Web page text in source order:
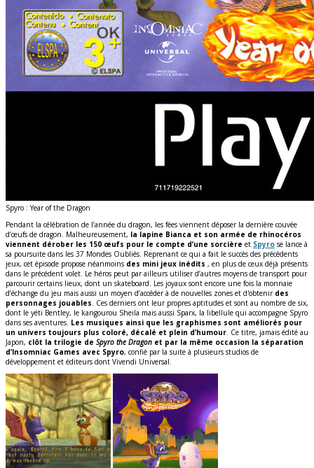
Spyro : Year of the Dragon
Pendant la célébration de l’année du dragon, les fées viennent déposer la dernière couvée
d’œufs de dragon. Malheureusement, la lapine Bianca et son armée de rhinocéros
viennent dérober les 150 œufs pour le compte d’une sorcière et Spyro se lance à
sa poursuite dans les 37 Mondes Oubliés. Reprenant ce qui a fait le succès des précédents
jeux, cet épisode propose néanmoins des mini jeux inédits , en plus de ceux déjà présents
dans le précédent volet. Le héros peut par ailleurs utiliser d’autres moyens de transport pour
parcourir certains lieux, dont un skateboard. Les joyaux sont encore une fois la monnaie
d’échange du jeu mais aussi un moyen d’accéder à de nouvelles zones et d'obtenir des
personnages jouables . Ces derniers ont leur propres aptitudes et sont au nombre de six,
dont le yéti Bentley, le kangourou Sheila mais aussi Sparx, la libellule qui accompagne Spyro
dans ses aventures. Les musiques ainsi que les graphismes sont améliorés pour
un univers toujours plus coloré, décalé et plein d’humour . Ce titre, jamais édité au
Japon, clôt la trilogie de Spyro the Dragon et par la même occasion la séparation
d’Insomniac Games avec Spyro, confié par la suite à plusieurs studios de
développement et éditeurs dont Vivendi Universal.